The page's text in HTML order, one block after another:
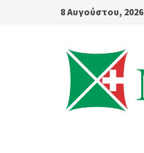
8 Αυγούστου, 2026